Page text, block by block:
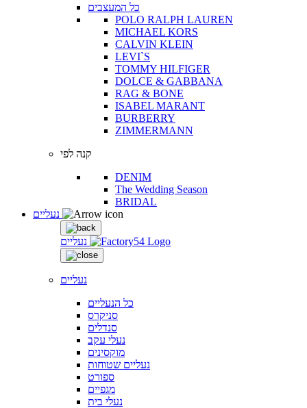
כל המעצבים
POLO RALPH LAUREN
MICHAEL KORS
CALVIN KLEIN
LEVI`S
TOMMY HILFIGER
DOLCE & GABBANA
RAG & BONE
ISABEL MARANT
BURBERRY
ZIMMERMANN
קנה לפי
DENIM
The Wedding Season
BRIDAL
נעליים
נעליים
כל הנעליים
סניקרס
סנדלים
נעלי עקב
מוקסינים
נעליים שטוחות
ספורט
מגפיים
נעלי בית